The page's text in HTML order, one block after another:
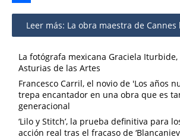
Share
Leer más: La obra maestra de
La fotógrafa mexicana Graciela
Asturias de las Artes
Francesco Carril, el novio de 'Los años
trepa encantador en una obra que es
generacional
‘Lilo y Stitch’, la prueba definitiva para
acción real tras el fracaso de